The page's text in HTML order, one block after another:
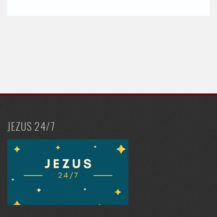
JEZUS 24/7